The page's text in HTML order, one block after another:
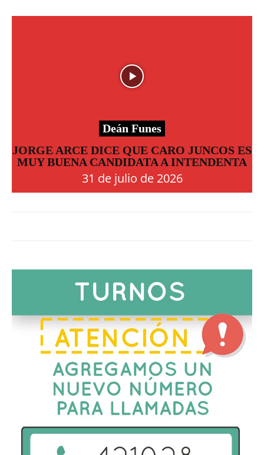
Deán Funes
JORGE ARCE DICE QUE CARO JUNCOS ES
MUY BUENA CANDIDATA A INTENDENTA
31 de julio de 2026